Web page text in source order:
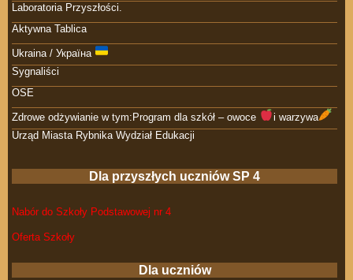
Laboratoria Przyszłości.
Aktywna Tablica
Ukraina / Україна
Sygnaliści
OSE
Zdrowe odżywianie w tym:Program dla szkół – owoce
i warzywa
Urząd Miasta Rybnika Wydział Edukacji
Dla przyszłych uczniów SP 4
Nabór do Szkoły Podstawowej nr 4
Oferta Szkoły
Dla uczniów